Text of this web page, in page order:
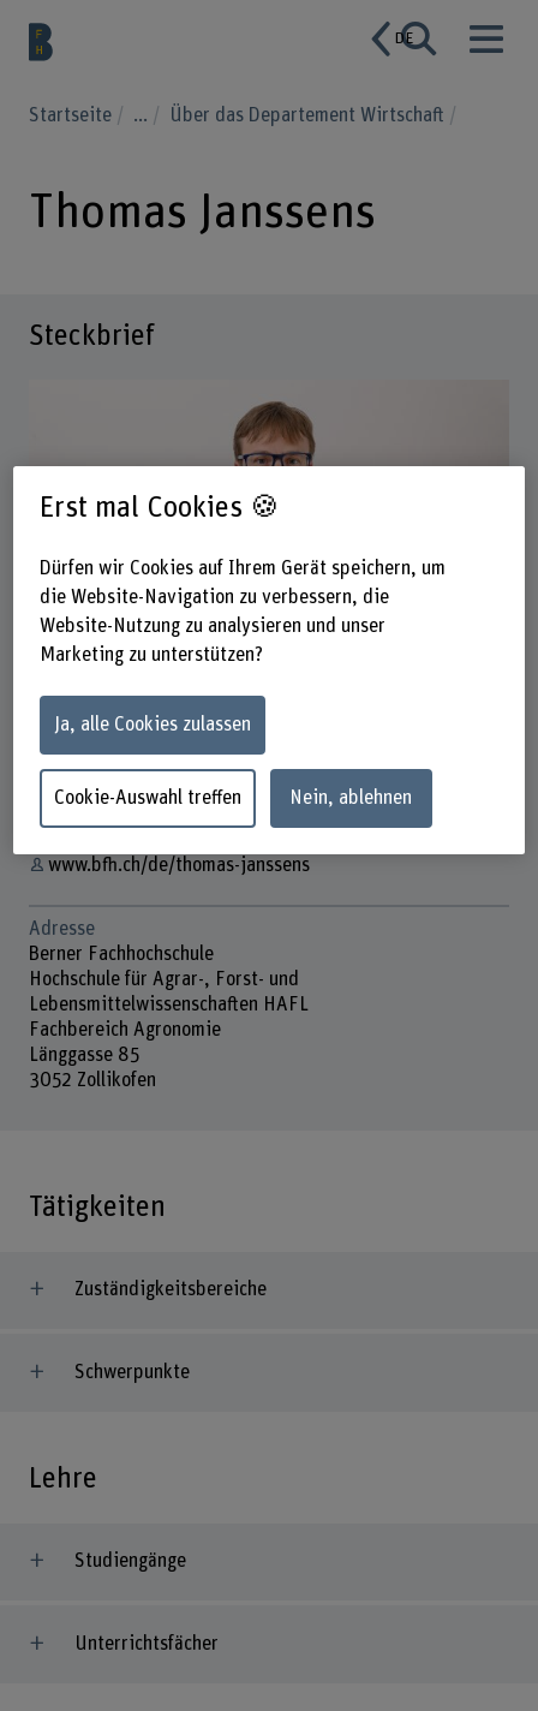
DE
Startseite ... Über das Departement Wirtschaft
Thomas Janssens
Steckbrief
Thomas Janssens
Dozent für Aquakultur & Leiter Aquaforum
Kontakt
+41 31 910 21 28
www.bfh.ch/de/thomas-janssens
Adresse
Berner Fachhochschule
Hochschule für Agrar-, Forst- und
Lebensmittelwissenschaften HAFL
Fachbereich Agronomie
Länggasse 85
3052 Zollikofen
Tätigkeiten
Zuständigkeitsbereiche
Schwerpunkte
Lehre
Studiengänge
Unterrichtsfächer
Erst mal Cookies 🍪
Dürfen wir Cookies auf Ihrem Gerät speichern, um
die Website-Navigation zu verbessern, die
Website-Nutzung zu analysieren und unser
Marketing zu unterstützen?
Ja, alle Cookies zulassen
Cookie-Auswahl treffen Nein, ablehnen